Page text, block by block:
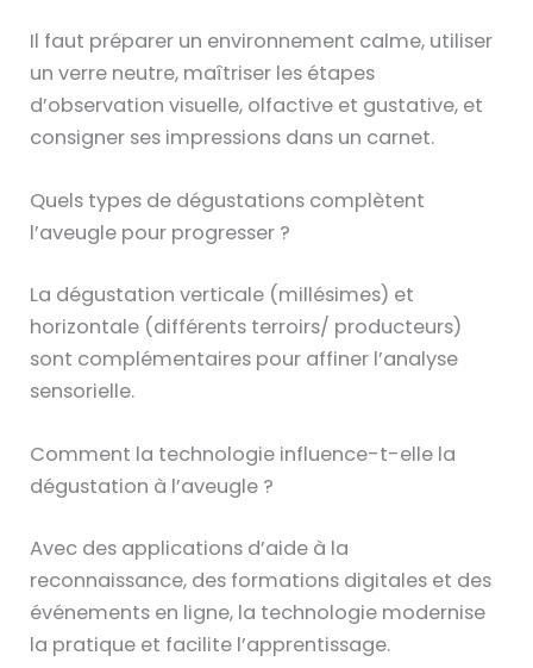
Il faut préparer un environnement calme, utiliser
un verre neutre, maîtriser les étapes
d’observation visuelle, olfactive et gustative, et
consigner ses impressions dans un carnet.
Quels types de dégustations complètent
l’aveugle pour progresser ?
La dégustation verticale (millésimes) et
horizontale (différents terroirs/ producteurs)
sont complémentaires pour affiner l’analyse
sensorielle.
Comment la technologie influence-t-elle la
dégustation à l’aveugle ?
Avec des applications d’aide à la
reconnaissance, des formations digitales et des
événements en ligne, la technologie modernise
la pratique et facilite l’apprentissage.